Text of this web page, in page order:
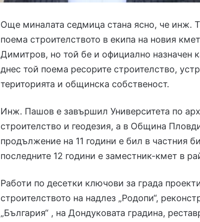
Още миналата седмица стана ясно, че инж.
поема строителството в екипа на новия
Димитров, но той бе и официално назначен
днес той поема ресорите строителство,
територията и общинска собственост.
Инж. Пашов е завършил Университета по
строителство и геодезия, а в Община
продължение на 11 години е бил в частния
последните 12 години е заместник-кмет в
Работи по десетки ключови за града
строителството на надлез „Родопи“,
„България“ , на Дондуковата градина,